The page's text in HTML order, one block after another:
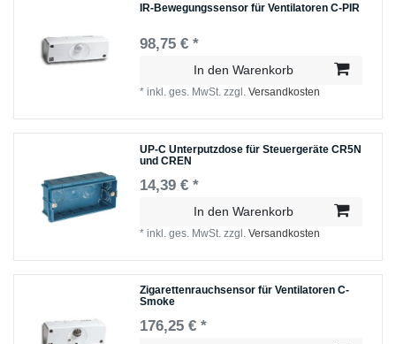
IR-Bewegungssensor für Ventilatoren C-PIR
98,75 € *
In den Warenkorb
*inkl. ges. MwSt. zzgl.Versandkosten
UP-C Unterputzdose für Steuergeräte CR5N
und CREN
14,39 € *
In den Warenkorb
*inkl. ges. MwSt. zzgl.Versandkosten
Zigarettenrauchsensor für Ventilatoren C-
Smoke
176,25 € *